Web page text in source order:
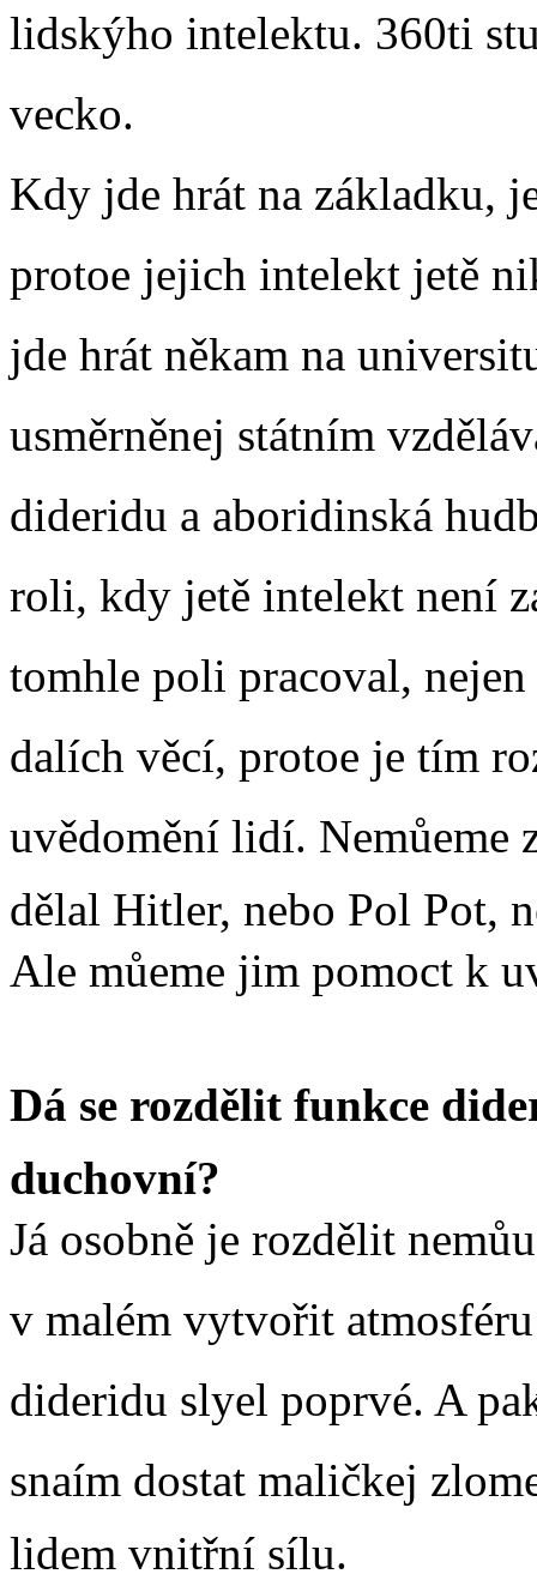
lidskýho intelektu. 360ti
vecko.
Kdy jde hrát na
protoe jejich intelekt jetě
jde hrát někam na
usměrněnej státním
dideridu a aboridinská
roli, kdy jetě intelekt není
tomhle poli pracoval, nejen
dalích věcí, protoe je tím
uvědomění lidí.
dělal Hitler, nebo Pol Pot,
Ale můeme jim pomoct k
Dá se rozdělit funkce
duchovní?
Já osobně je rozdělit
v malém vytvořit atmosféru
dideridu slyel poprvé. A
snaím dostat maličkej
lidem vnitřní sílu.